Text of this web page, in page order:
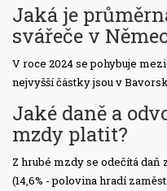
Jaká je
svářeče v
V roce 2024 se pohybuje
nejvyšší částky jsou v
Jaké daně a
mzdy platit?
Z hrubé mzdy se odečítá daň
(14,6% - polovina hradí